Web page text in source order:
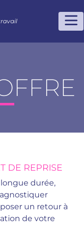
DE REPRISE
durée,
un retour à
de votre